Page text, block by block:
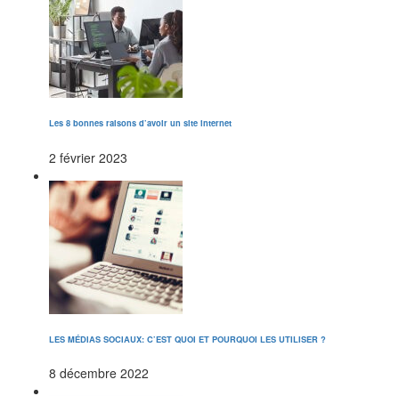
Les 8 bonnes raisons d’avoir un site internet
2 février 2023
LES MÉDIAS SOCIAUX: C’EST QUOI ET POURQUOI LES UTILISER ?
8 décembre 2022